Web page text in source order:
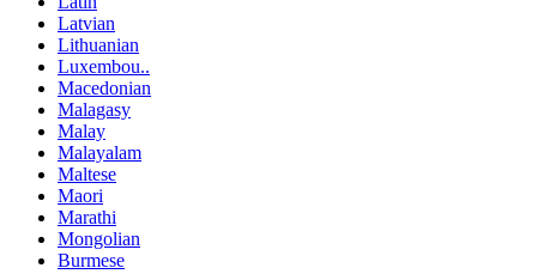
Latvian
Lithuanian
Luxembou..
Macedonian
Malagasy
Malay
Malayalam
Maltese
Maori
Marathi
Mongolian
Burmese